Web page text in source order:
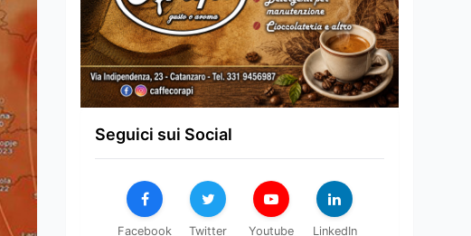
Seguici sui Social
Facebook Twitter Youtube LinkedIn